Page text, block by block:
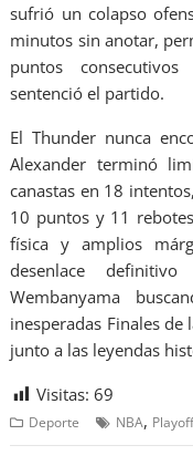
sufrió un colapso
minutos sin anotar,
puntos
sentenció el partido.
El Thunder nunca
Alexander terminó
canastas en 18
10 puntos y 11
física y amplios
desenlace
Wembanyama
inesperadas Finales
junto a las leyendas
Visitas: 69
Deporte NBA,